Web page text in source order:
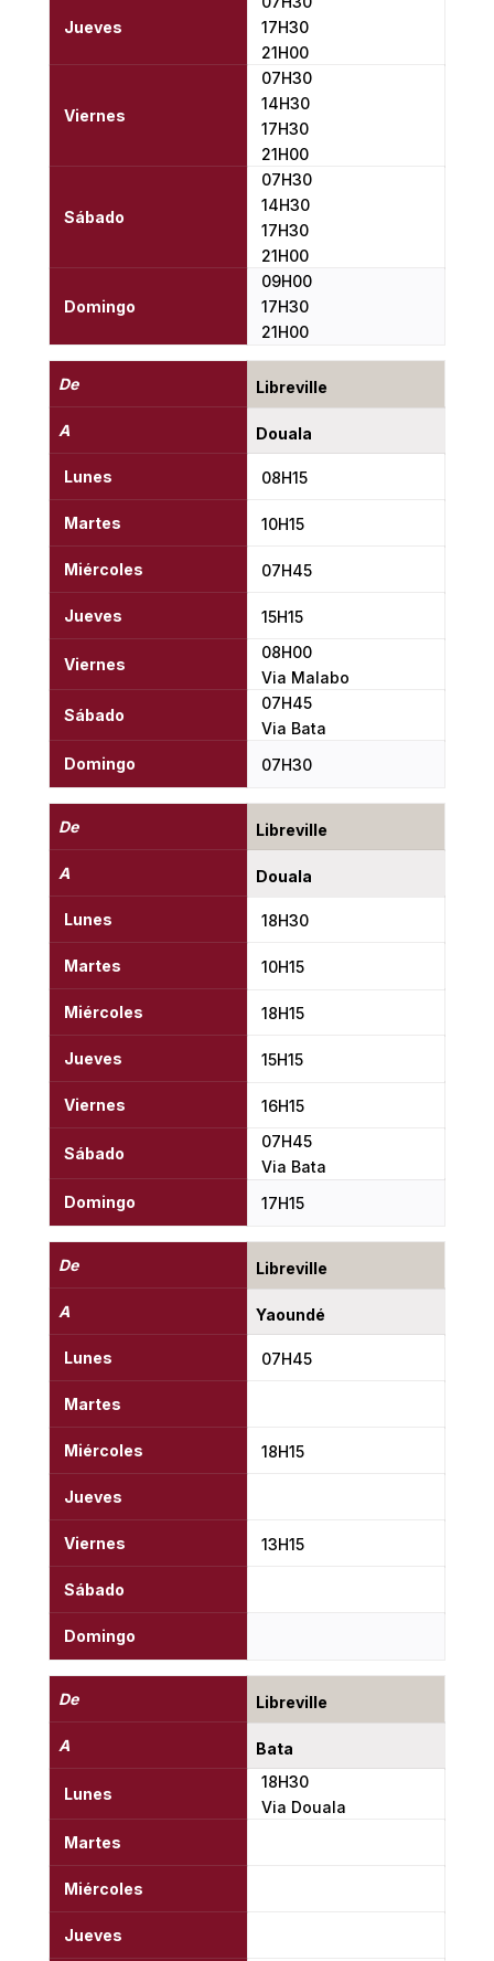
Jueves
Viernes
Sábado
Domingo
17H30
21H00
07H30
14H30
17H30
21H00
07H30
14H30
17H30
21H00
09H00
17H30
21H00
De
A
Lunes
Martes
Miércoles
Jueves
Viernes
Sábado
Domingo
Libreville
Douala
08H15
10H15
07H45
15H15
08H00
Via Malabo
07H45
Via Bata
07H30
De
A
Lunes
Martes
Miércoles
Jueves
Viernes
Sábado
Domingo
Libreville
Douala
18H30
10H15
18H15
15H15
16H15
07H45
Via Bata
17H15
De
A
Lunes
Martes
Miércoles
Jueves
Viernes
Sábado
Domingo
Libreville
Yaoundé
07H45
18H15
13H15
De
A
Lunes
Martes
Miércoles
Jueves
Libreville
Bata
18H30
Via Douala